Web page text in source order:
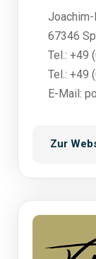
67346
Tel.: +49
Tel.: +49
E-Mail:
Zur